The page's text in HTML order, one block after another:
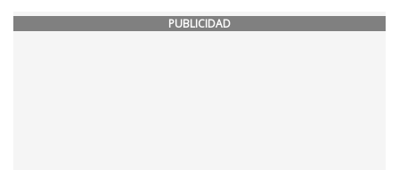
PUBLICIDAD